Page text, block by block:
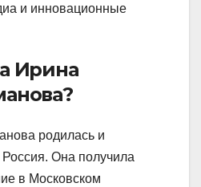
и инновационные
Ирина
родилась и
Она получила
в Московском